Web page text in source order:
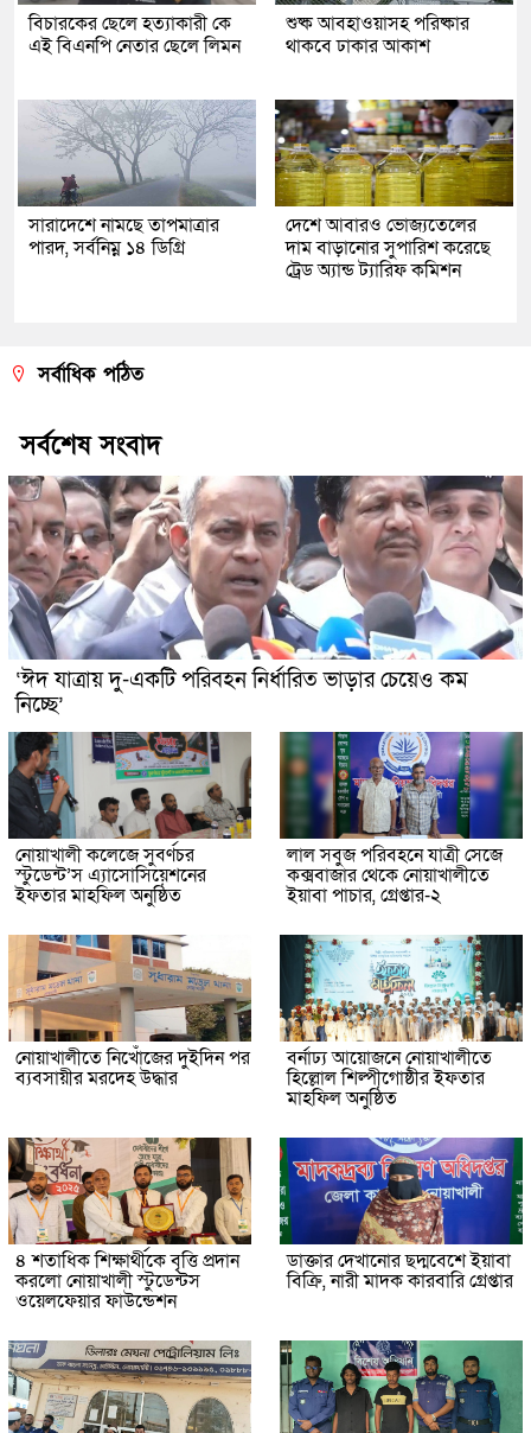
বিচারকের ছেলে হত্যাকারী কে
এই বিএনপি নেতার ছেলে লিমন
শুষ্ক আবহাওয়াসহ পরিষ্কার
থাকবে ঢাকার আকাশ
সারাদেশে নামছে তাপমাত্রার
পারদ, সর্বনিম্ন ১৪ ডিগ্রি
দেশে আবারও ভোজ্যতেলের
দাম বাড়ানোর সুপারিশ করেছে
ট্রেড অ্যান্ড ট্যারিফ কমিশন
সর্বাধিক পঠিত
সর্বশেষ সংবাদ
‘ঈদ যাত্রায় দু-একটি পরিবহন নির্ধারিত ভাড়ার চেয়েও কম
নিচ্ছে’
নোয়াখালী কলেজে সুবর্ণচর
স্টুডেন্ট’স এ্যাসোসিয়েশনের
ইফতার মাহফিল অনুষ্ঠিত
লাল সবুজ পরিবহনে যাত্রী সেজে
কক্সবাজার থেকে নোয়াখালীতে
ইয়াবা পাচার, গ্রেপ্তার-২
নোয়াখালীতে নিখোঁজের দুইদিন পর
ব্যবসায়ীর মরদেহ উদ্ধার
বর্নাঢ্য আয়োজনে নোয়াখালীতে
হিল্লোল শিল্পীগোষ্ঠীর ইফতার
মাহফিল অনুষ্ঠিত
৪ শতাধিক শিক্ষার্থীকে বৃত্তি প্রদান
করলো নোয়াখালী স্টুডেন্টস
ওয়েলফেয়ার ফাউন্ডেশন
ডাক্তার দেখানোর ছদ্মবেশে ইয়াবা
বিক্রি, নারী মাদক কারবারি গ্রেপ্তার